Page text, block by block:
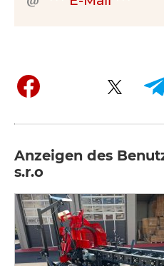
Anzeigen des
s.r.o